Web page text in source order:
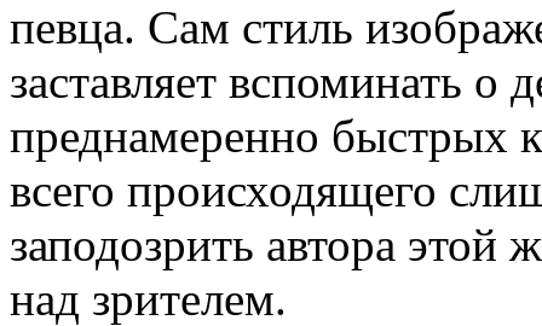
певца. Сам стиль
заставляет вспоминать о
преднамеренно быстрых
всего происходящего
заподозрить автора
над зрителем.